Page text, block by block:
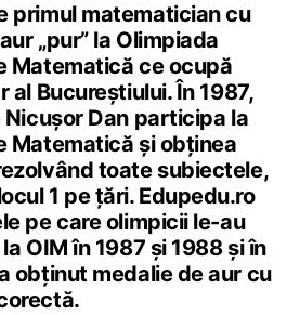
primul matematician cu
„pur” la Olimpiada
Matematică ce ocupă
Bucureștiului. În 1987,
Nicușor Dan participa la
Matematică și obținea
toate subiectele,
1 pe țări. Edupedu.ro
pe care olimpicii le-au
OIM în 1987 și 1988 și în
obținut medalie de aur cu